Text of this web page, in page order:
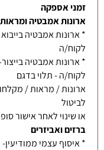
זמני אספקה
ארונות אמבטיה
לקוח/ה
לקוח/ה - תלוי בדגם
ארונות / מראות /
לביטול
או שינוי לאחר אישור
ברזים ואביזרים
* איסוף עצמי ממודיעין- הגעה